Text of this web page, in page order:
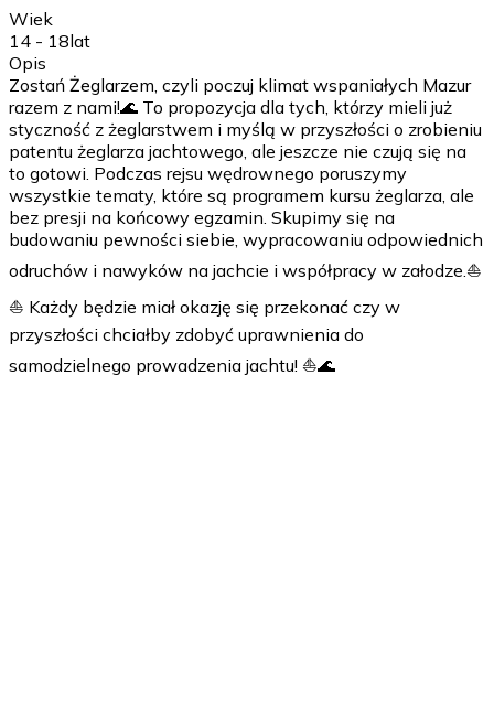
Wiek
14 - 18lat
Opis
Zostań Żeglarzem, czyli poczuj klimat wspaniałych Mazur
razem z nami!🌊 To propozycja dla tych, którzy mieli już
styczność z żeglarstwem i myślą w przyszłości o zrobieniu
patentu żeglarza jachtowego, ale jeszcze nie czują się na
to gotowi. Podczas rejsu wędrownego poruszymy
wszystkie tematy, które są programem kursu żeglarza, ale
bez presji na końcowy egzamin. Skupimy się na
budowaniu pewności siebie, wypracowaniu odpowiednich
odruchów i nawyków na jachcie i współpracy w załodze.⛵
⛵ Każdy będzie miał okazję się przekonać czy w
przyszłości chciałby zdobyć uprawnienia do
samodzielnego prowadzenia jachtu! ⛵🌊